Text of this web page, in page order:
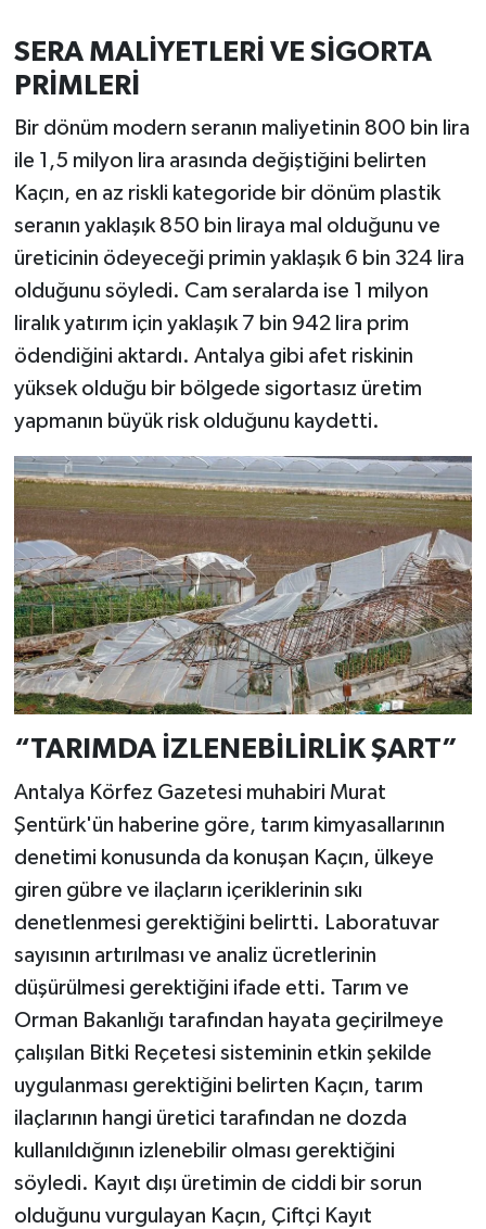
SERA MALİYETLERİ VE SİGORTA
PRİMLERİ
Bir dönüm modern seranın maliyetinin 800 bin lira
ile 1,5 milyon lira arasında değiştiğini belirten
Kaçın, en az riskli kategoride bir dönüm plastik
seranın yaklaşık 850 bin liraya mal olduğunu ve
üreticinin ödeyeceği primin yaklaşık 6 bin 324 lira
olduğunu söyledi. Cam seralarda ise 1 milyon
liralık yatırım için yaklaşık 7 bin 942 lira prim
ödendiğini aktardı. Antalya gibi afet riskinin
yüksek olduğu bir bölgede sigortasız üretim
yapmanın büyük risk olduğunu kaydetti.
“TARIMDA İZLENEBİLİRLİK ŞART”
Antalya Körfez Gazetesi muhabiri Murat
Şentürk'ün haberine göre, tarım kimyasallarının
denetimi konusunda da konuşan Kaçın, ülkeye
giren gübre ve ilaçların içeriklerinin sıkı
denetlenmesi gerektiğini belirtti. Laboratuvar
sayısının artırılması ve analiz ücretlerinin
düşürülmesi gerektiğini ifade etti. Tarım ve
Orman Bakanlığı tarafından hayata geçirilmeye
çalışılan Bitki Reçetesi sisteminin etkin şekilde
uygulanması gerektiğini belirten Kaçın, tarım
ilaçlarının hangi üretici tarafından ne dozda
kullanıldığının izlenebilir olması gerektiğini
söyledi. Kayıt dışı üretimin de ciddi bir sorun
olduğunu vurgulayan Kaçın, Çiftçi Kayıt